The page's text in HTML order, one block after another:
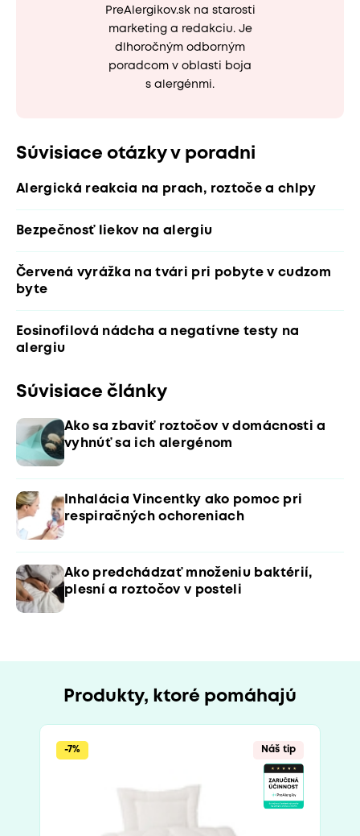
PreAlergikov.sk na starosti
marketing a redakciu. Je
dlhoročným odborným
poradcom v oblasti boja
s alergénmi.
Súvisiace otázky v poradni
Alergická reakcia na prach, roztoče a chlpy
Bezpečnosť liekov na alergiu
Červená vyrážka na tvári pri pobyte v cudzom
byte
Eosinofilová nádcha a negatívne testy na
alergiu
Súvisiace články
Ako sa zbaviť roztočov v domácnosti a
vyhnúť sa ich alergénom
Inhalácia Vincentky ako pomoc pri
respiračných ochoreniach
Ako predchádzať množeniu baktérií,
plesní a roztočov v posteli
Produkty, ktoré pomáhajú
-7% Náš tip